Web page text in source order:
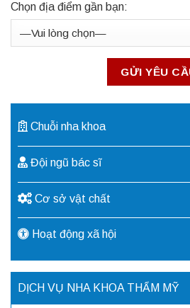
Chọn địa điểm gần bạn:
Chuỗi nha khoa
Đội ngũ bác sĩ
Cơ sở vật chất
Hoạt động xã hội
DỊCH VỤ NHA KHOA THẨM MỸ